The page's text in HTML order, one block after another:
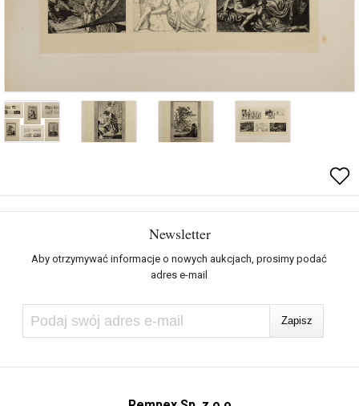
Newsletter
Aby otrzymywać informacje o nowych aukcjach, prosimy podać
adres e-mail